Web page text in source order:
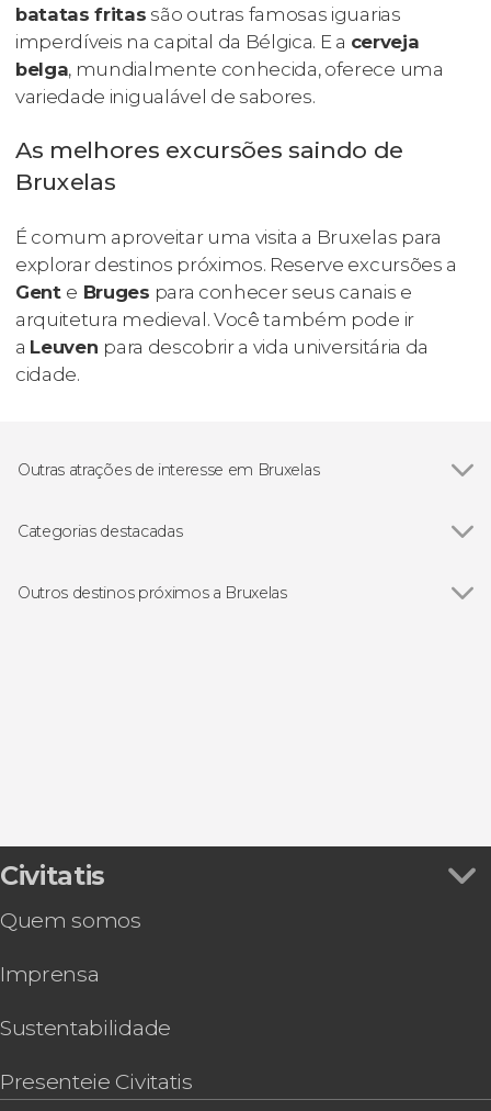
batatas fritas são outras famosas iguarias
imperdíveis na capital da Bélgica. E a cerveja
belga, mundialmente conhecida, oferece uma
variedade inigualável de sabores.
As melhores excursões saindo de
Bruxelas
É comum aproveitar uma visita a Bruxelas para
explorar destinos próximos. Reserve excursões a
Gent e Bruges para conhecer seus canais e
arquitetura medieval. Você também pode ir
a Leuven para descobrir a vida universitária da
cidade.
Outras atrações de interesse em Bruxelas
Categorias destacadas
Excursões de um dia saindo de Bruxelas
Outros destinos próximos a Bruxelas
Civitatis
Quem somos
Imprensa
Sustentabilidade
Presenteie Civitatis